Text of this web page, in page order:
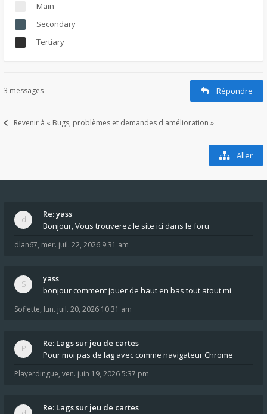
Main
Secondary
Tertiary
3 messages Répondre
Revenir à « Bugs, problèmes et demandes d'amélioration »
Aller
Re: yass
Bonjour, Vous trouverez le site ici dans le foru
dlan67, mer. juil. 22, 2026 9:31 am
yass
bonjour comment jouer de haut en bas tout atout mi
Soflette, lun. juil. 20, 2026 10:31 am
Re: Lags sur jeu de cartes
Pour moi pas de lag avec comme navigateur Chrome
Playerdingue, ven. juin 19, 2026 5:37 pm
Re: Lags sur jeu de cartes